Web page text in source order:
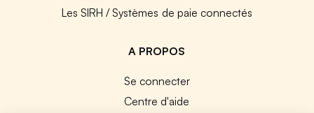
Les SIRH / Systèmes de paie connectés
A PROPOS
Se connecter
Centre d'aide